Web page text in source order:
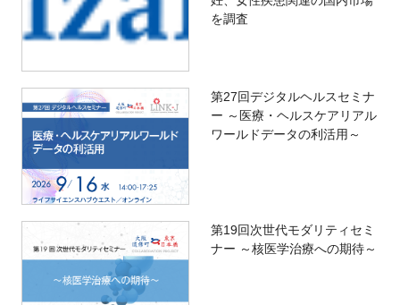
を調査
第27回デジタルヘルスセミナ
ー ～医療・ヘルスケアリアル
ワールドデータの利活用～
第19回次世代モダリティセミ
ナー ～核医学治療への期待～